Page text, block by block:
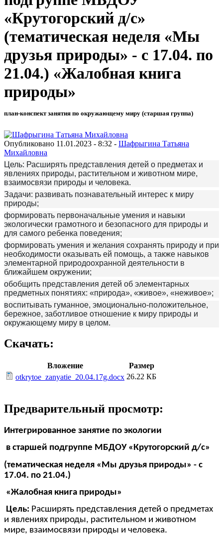
«Крутогорский д/с»
(тематическая неделя «Мы
друзья природы» - с 17.04. по
21.04.) «Жалобная книга
природы»
план-конспект занятия по окружающему миру (старшая группа)
Опубликовано 11.01.2023 - 8:32 - Шафрыгина Татьяна
Михайловна
Цель: Расширять представления детей о предметах и
явлениях природы, растительном и животном мире,
взаимосвязи природы и человека.
Задачи: развивать познавательный интерес к миру
природы;
формировать первоначальные умения и навыки
экологически грамотного и безопасного для природы и
для самого ребенка поведения;
формировать умения и желания сохранять природу и при
необходимости оказывать ей помощь, а также навыков
элементарной природоохранной деятельности в
ближайшем окружении;
обобщить представления детей об элементарных
предметных понятиях: «природа», «живое», «неживое»;
воспитывать гуманное, эмоционально-положительное,
бережное, заботливое отношение к миру природы и
окружающему миру в целом.
Скачать:
Вложение
Размер
otkrytoe_zanyatie_20.04.17g.docx 26.22 КБ
Предварительный просмотр:
Интегрированное занятие по экологии
в старшей подгруппе МБДОУ «Крутогорский д/с»
(тематическая неделя «Мы друзья природы» - с
17.04. по 21.04.)
«Жалобная книга природы»
Цель: Расширять представления детей о предметах
и явлениях природы, растительном и животном
мире, взаимосвязи природы и человека.